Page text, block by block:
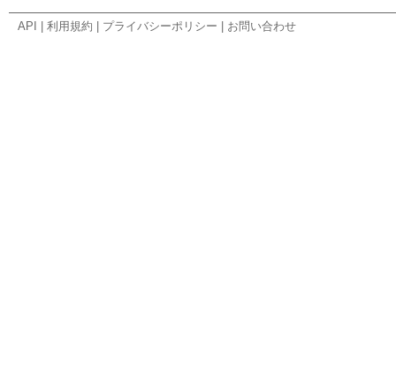
API 利用規約 プライバシーポリシー お問い合わせ